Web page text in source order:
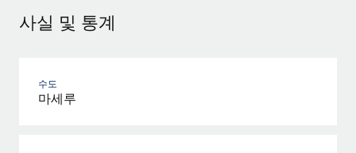
사실 및 통계
수도
마세루